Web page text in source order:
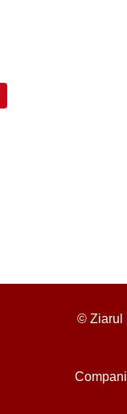
© Ziarul